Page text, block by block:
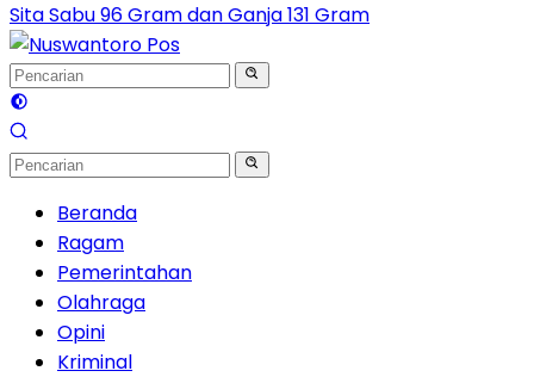
Sita Sabu 96 Gram dan Ganja 131 Gram
Beranda
Ragam
Pemerintahan
Olahraga
Opini
Kriminal